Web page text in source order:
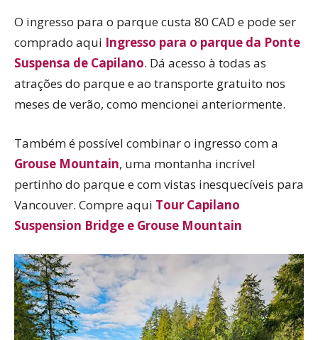
O ingresso para o parque custa 80 CAD e pode ser
comprado aqui Ingresso para o parque da Ponte
Suspensa de Capilano. Dá acesso à todas as
atrações do parque e ao transporte gratuito nos
meses de verão, como mencionei anteriormente.
Também é possível combinar o ingresso com a
Grouse Mountain, uma montanha incrível
pertinho do parque e com vistas inesquecíveis para
Vancouver. Compre aqui Tour Capilano
Suspension Bridge e Grouse Mountain